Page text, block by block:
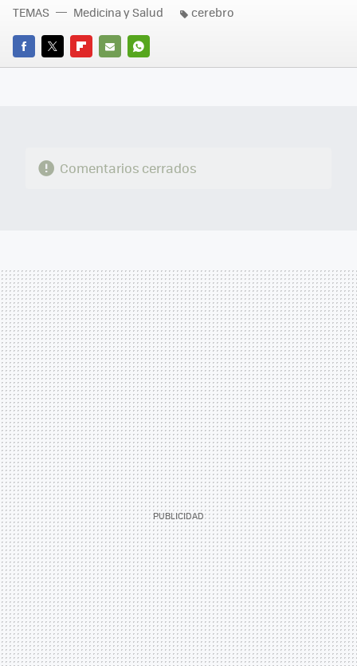
FACEBOOK
TWITTERFLIPBOARD
E-
WHATSAPP
TEMAS Medicina y Salud cerebro
Comentarios cerrados